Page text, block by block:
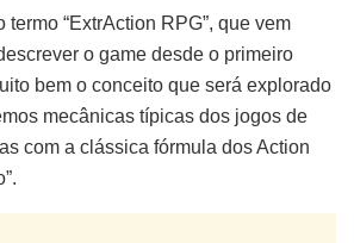
termo “ExtrAction RPG”, que vem
o game desde o primeiro
bem o conceito que será explorado
mecânicas típicas dos jogos de
com a clássica fórmula dos Action